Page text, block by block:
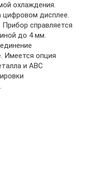
охлаждения.
цифровом дисплее.
Прибор справляется
до 4 мм.
Имеется опция
и АВС